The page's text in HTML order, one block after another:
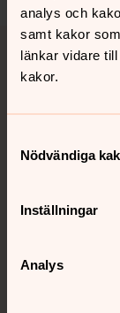
analys och
samt kakor
länkar vidare
kakor.
Nödvändiga
Inställningar
Analys
Tillbaka till
Tillbaka till
Hitta snabbt